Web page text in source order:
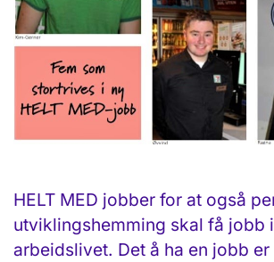
HELT MED jobber for at også
utviklingshemming skal få
arbeidslivet. Det å ha en jobb